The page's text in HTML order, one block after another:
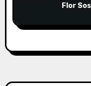
Flor